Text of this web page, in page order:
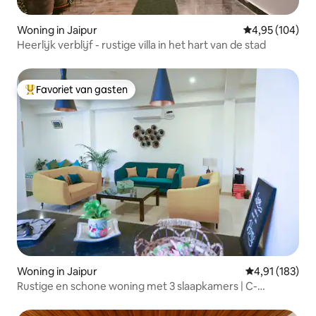
Woning in Jaipur Gemiddelde
4,95 (104)
Heerlijk verblijf - rustige villa in het hart van de stad
Topfavoriet van gasten
Favoriet van gasten
Woning in Jaipur Gemiddelde
4,91 (183)
Rustige en schone woning met 3 slaapkamers | C-